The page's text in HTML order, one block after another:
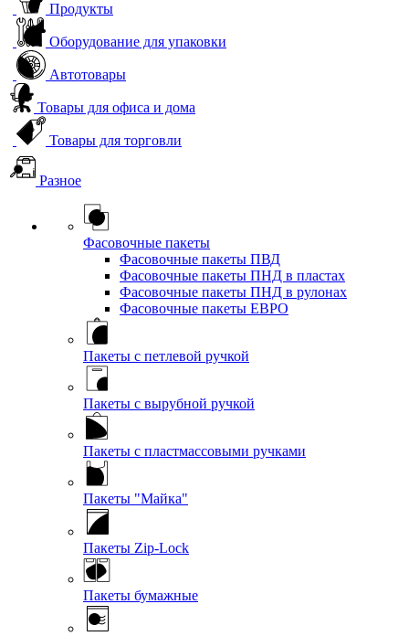
Продукты
Оборудование для упаковки
Автотовары
Товары для офиса и дома
Товары для торговли
Разное
Фасовочные пакеты
Фасовочные пакеты ПВД
Фасовочные пакеты ПНД в пластах
Фасовочные пакеты ПНД в рулонах
Фасовочные пакеты ЕВРО
Пакеты с петлевой ручкой
Пакеты с вырубной ручкой
Пакеты с пластмассовыми ручками
Пакеты "Майка"
Пакеты Zip-Lock
Пакеты бумажные